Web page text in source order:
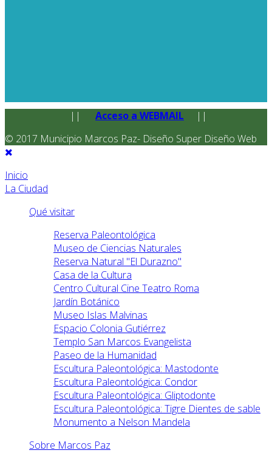
|| Acceso a WEBMAIL
||
© 2017 Municipio Marcos Paz- Diseño Super Diseño Web
Inicio
La Ciudad
Qué visitar
Reserva Paleontológica
Museo de Ciencias Naturales
Reserva Natural "El Durazno"
Casa de la Cultura
Centro Cultural Cine Teatro Roma
Jardín Botánico
Museo Islas Malvinas
Espacio Colonia Gutiérrez
Templo San Marcos Evangelista
Paseo de la Humanidad
Escultura Paleontológica: Mastodonte
Escultura Paleontológica: Condor
Escultura Paleontológica: Gliptodonte
Escultura Paleontológica: Tigre Dientes de sable
Monumento a Nelson Mandela
Sobre Marcos Paz